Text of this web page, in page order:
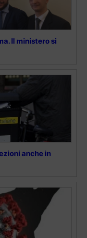
Il ministero si
anche in